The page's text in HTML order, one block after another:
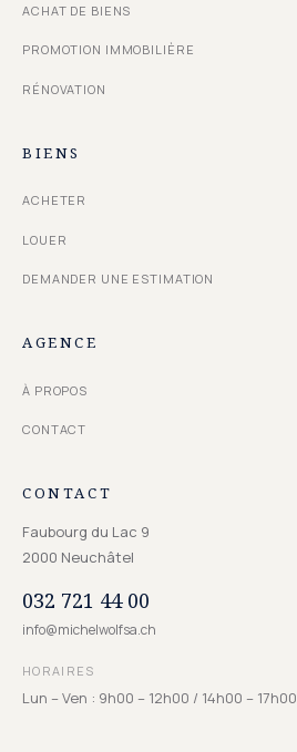
ACHAT DE BIENS
PROMOTION IMMOBILIÈRE
RÉNOVATION
BIENS
ACHETER
LOUER
DEMANDER UNE ESTIMATION
AGENCE
À PROPOS
CONTACT
CONTACT
Faubourg du Lac 9
2000 Neuchâtel
032 721 44 00
info@michelwolfsa.ch
HORAIRES
Lun – Ven : 9h00 – 12h00 / 14h00 – 17h00